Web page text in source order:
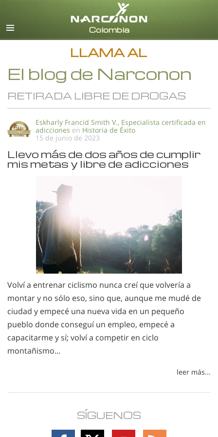
Español
Todas las Regiones/Idiomas
LLAMA AL
El blog de Narconon
RETIRADA LIBRE DE DROGAS
Eskharly Francid Smith V., Especialista certificada en
adicciones en Historia de Éxito
15 de junio de 2023
Llevo más de dos años de cumplir
mis metas y libre de adicciones
Volví a entrenar ciclismo nunca creí que volvería a
montar y no sólo eso, sino que, aunque me mudé de
ciudad y empecé una nueva vida en un pequeño
pueblo donde conseguí un empleo, empecé a
capacitarme y sí; volví a competir en ciclo
montañismo...
leer más...
SÍGUENOS